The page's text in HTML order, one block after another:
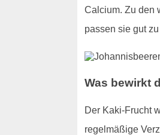
Calcium. Zu den
passen sie gut zu
Was bewirkt
Der Kaki-Frucht
regelmäßige